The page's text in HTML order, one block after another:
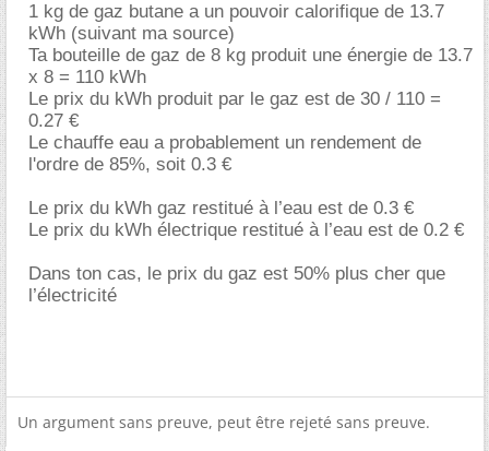
1 kg de gaz butane a un pouvoir calorifique de 13.7
kWh (suivant ma source)
Ta bouteille de gaz de 8 kg produit une énergie de 13.7
x 8 = 110 kWh
Le prix du kWh produit par le gaz est de 30 / 110 =
0.27
Le chauffe eau a probablement un rendement de
l'ordre de 85%, soit 0.3
Le prix du kWh gaz restitué à l’eau est de 0.3
Le prix du kWh électrique restitué à l’eau est de 0.2
Dans ton cas, le prix du gaz est 50% plus cher que
l’électricité
Un argument sans preuve, peut être rejeté sans preuve.